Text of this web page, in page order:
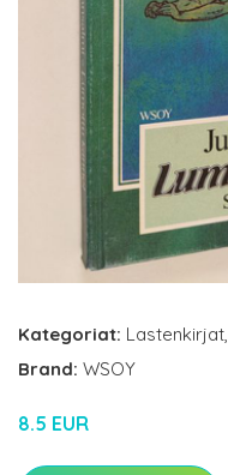
Kategoriat: Lastenkirjat,
Brand: WSOY
8.5 EUR